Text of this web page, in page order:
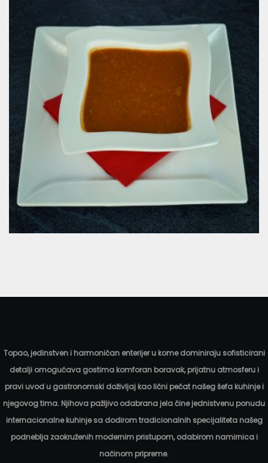
Domaća tarhana
3.00KM
Topao, jedinstven i harmoničan enterijer u kome dominiraju sofisticirani
detalji omogućava gostima komforan boravak, prijatnu atmosferu i
pravi uvod u gastronomski doživljaj kao lični pečat našeg šefa kuhinje i
njegovog tima. Njihova pažljivo odabrana jela čine jednistvenu ponudu
internacionalne kuhinje sa dodirom tradicionalnih specijaliteta našeg
podneblja zaokruženih modernim pristupom, odabirom namirnica i
načinom pripreme.